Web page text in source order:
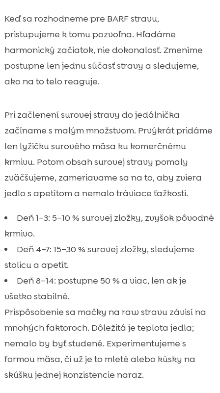
Keď sa rozhodneme pre BARF stravu,
pristupujeme k tomu pozvoľna. Hľadáme
harmonický začiatok, nie dokonalosť. Zmeníme
postupne len jednu súčasť stravy a sledujeme,
ako na to telo reaguje.
Pri začlenení surovej stravy do jedálnička
začíname s malým množstvom. Prvýkrát pridáme
len lyžičku surového mäsa ku komerčnému
krmivu. Potom obsah surovej stravy pomaly
zväčšujeme, zameriavame sa na to, aby zviera
jedlo s apetítom a nemalo tráviace ťažkosti.
Deň 1–3: 5–10 % surovej zložky, zvyšok pôvodné
krmivo.
Deň 4–7: 15–30 % surovej zložky, sledujeme
stolicu a apetít.
Deň 8–14: postupne 50 % a viac, len ak je
všetko stabilné.
Prispôsobenie sa mačky na raw stravu závisí na
mnohých faktoroch. Dôležitá je teplota jedla;
nemalo by byť studené. Experimentujeme s
formou mäsa, či už je to mleté alebo kúsky na
skúšku jednej konzistencie naraz.